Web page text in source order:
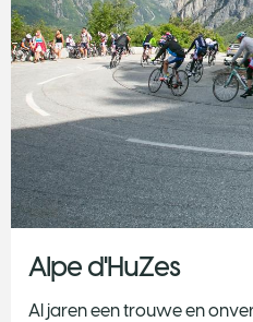
Alpe d'HuZes
Al jaren een trouwe en